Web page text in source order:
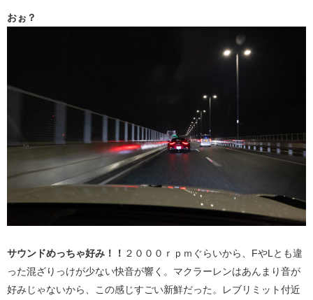
おぉ？
サウンドめっちゃ好み！！ ２０００ｒｐｍぐらいから、FやLとも違
った混ざりっけが少ない快音が響く。マクラーレンはあんまり音が
好みじゃないから、この感じすごい新鮮だった。レブリミット付近